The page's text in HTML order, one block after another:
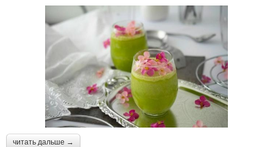
читать дальше →